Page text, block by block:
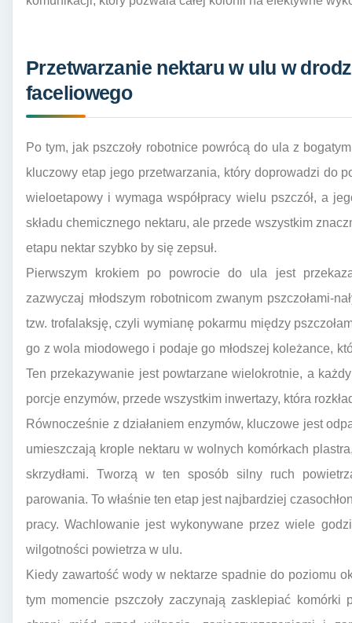
Przetwarzanie nektaru w ulu w
faceliowego
Po tym, jak pszczoły robotnice powrócą do ula z
kluczowy etap jego przetwarzania, który doprowadzi do
wieloetapowy i wymaga współpracy wielu pszczół, a
składu chemicznego nektaru, ale przede wszystkim
etapu nektar szybko by się zepsuł.
Pierwszym krokiem po powrocie do ula jest
zazwyczaj młodszym robotnicom zwanym pszczołami-
tzw. trofalaksję, czyli wymianę pokarmu między
go z wola miodowego i podaje go młodszej koleżance,
Ten przekazywanie jest powtarzane wielokrotnie, a
porcje enzymów, przede wszystkim inwertazy, która
Równocześnie z działaniem enzymów, kluczowe jest
umieszczają krople nektaru w wolnych komórkach
skrzydłami. Tworzą w ten sposób silny ruch
parowania. To właśnie ten etap jest najbardziej
pracy. Wachlowanie jest wykonywane przez wiele
wilgotności powietrza w ulu.
Kiedy zawartość wody w nektarze spadnie do poziomu
tym momencie pszczoły zaczynają zasklepiać